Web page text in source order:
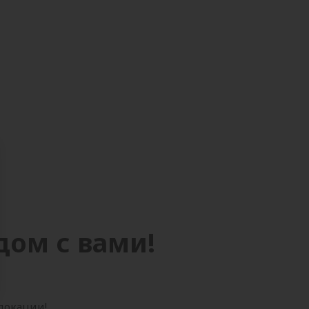
с вами!